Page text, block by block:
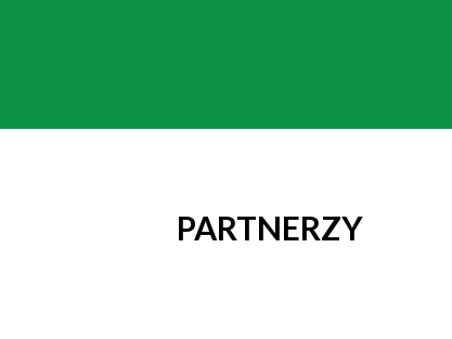
PARTNERZY